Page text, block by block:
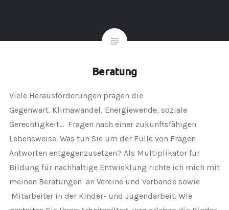
Beratung
Viele Herausforderungen prägen die
Gegenwart. Klimawandel, Energiewende, soziale
Gerechtigkeit… Fragen nach einer zukunftsfähigen
Lebensweise. Was tun Sie um der Fülle von Fragen
Antworten entgegenzusetzen? Als Multiplikator für
Bildung für nachhaltige Entwicklung richte ich mich mit
meinen Beratungen an Vereine und Verbände sowie
Mitarbeiter in der Kinder- und Jugendarbeit. Wie